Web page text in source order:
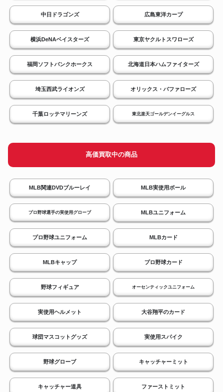
中日ドラゴンズ 広島東洋カープ
横浜DeNAベイスターズ 東京ヤクルトスワローズ
福岡ソフトバンクホークス 北海道日本ハムファイターズ
埼玉西武ライオンズ オリックス・バファローズ
千葉ロッテマリーンズ 東北楽天ゴールデンイーグルス
高価買取中の商品
MLB関連DVDブルーレイ MLB実使用ボール
プロ野球選手の実使用グローブ MLBユニフォーム
プロ野球ユニフォーム MLBカード
MLBキャップ プロ野球カード
野球フィギュア オーセンティックユニフォーム
実使用ヘルメット 大谷翔平のカード
球団マスコットグッズ 実使用スパイク
野球グローブ キャッチャーミット
キャッチャー道具 ファーストミット